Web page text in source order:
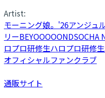
Artist:
モーニング娘。'26アンジュ
リーBEYOOOOONDSOCHA
ロプロ研修生ハロプロ研修
オフィシャルファンクラブ
通販サイト